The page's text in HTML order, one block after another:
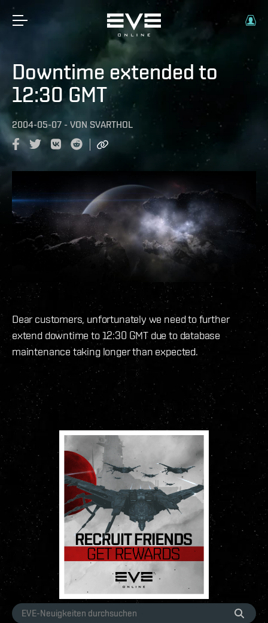
Downtime extended to
12:30 GMT
2004-05-07 - VON SVARTHOL
Dear customers, unfortunately we need to further
extend downtime to 12:30 GMT due to database
maintenance taking longer than expected.